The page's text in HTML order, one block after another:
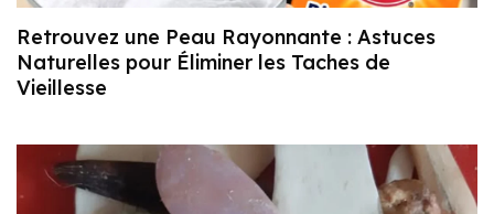
Retrouvez une Peau Rayonnante : Astuces
Naturelles pour Éliminer les Taches de
Vieillesse